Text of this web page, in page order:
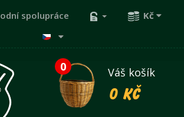
spolupráce Kč
0
Váš košík
0 Kč